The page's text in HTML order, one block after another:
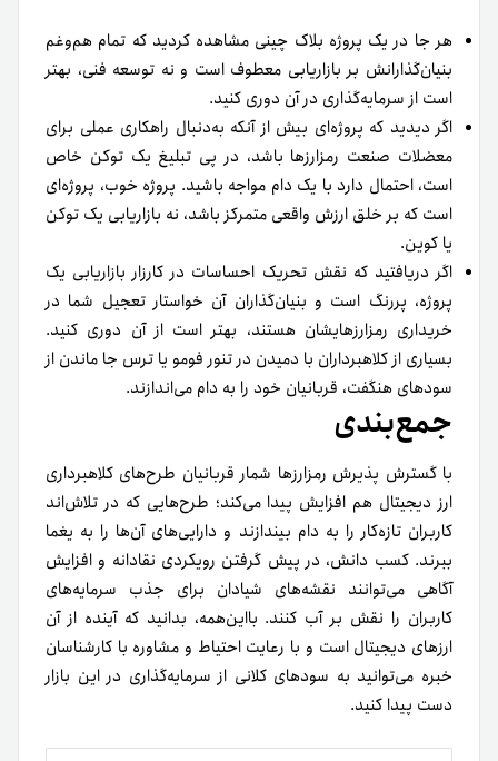
هر جا در یک پروژه بلاک چینی مشاهده کردید که تمام هم‌وغم
بنیان‌گذارانش بر بازاریابی معطوف است و نه توسعه فنی، بهتر
است از سرمایه‌گذاری در آن دوری کنید.
اگر دیدید که پروژه‌ای بیش از آنکه به‌دنبال راهکاری عملی برای
معضلات صنعت رمزارزها باشد،‌ در پی تبلیغ یک توکن خاص
است، احتمال دارد با یک دام مواجه باشید. پروژه خوب، پروژه‌ای
است که بر خلق ارزش واقعی متمرکز باشد، نه بازاریابی یک توکن
یا کوین.
اگر دریافتید که نقش تحریک احساسات در کارزار بازاریابی یک
پروژه، پررنگ است و بنیان‌گذاران آن خواستار تعجیل شما در
خریداری رمزارزهایشان هستند، بهتر است از آن دوری کنید.
بسیاری از کلاهبرداران با دمیدن در تنور فومو یا ترس جا ماندن از
سودهای هنگفت، قربانیان خود را به دام می‌اندازند.
جمع‌بندی
با گسترش پذیرش رمزارزها شمار قربانیان طرح‌های کلاهبرداری
ارز دیجیتال هم افزایش پیدا می‌کند؛ طرح‌هایی که در تلاش‌اند
کاربران تازه‌کار را به دام بیندازند و دارایی‌های آن‌ها را به یغما
ببرند. کسب دانش، در پیش گرفتن رویکردی نقادانه و افزایش
آگاهی می‌توانند نقشه‌های شیادان برای جذب سرمایه‌های
کاربران را نقش بر آب کنند. بااین‌همه، بدانید که آينده از آن
ارزهای دیجیتال است و با رعایت احتیاط و مشاوره با کارشناسان
خبره می‌توانید به سودهای کلانی از سرمایه‌گذاری در این بازار
دست پیدا کنید.